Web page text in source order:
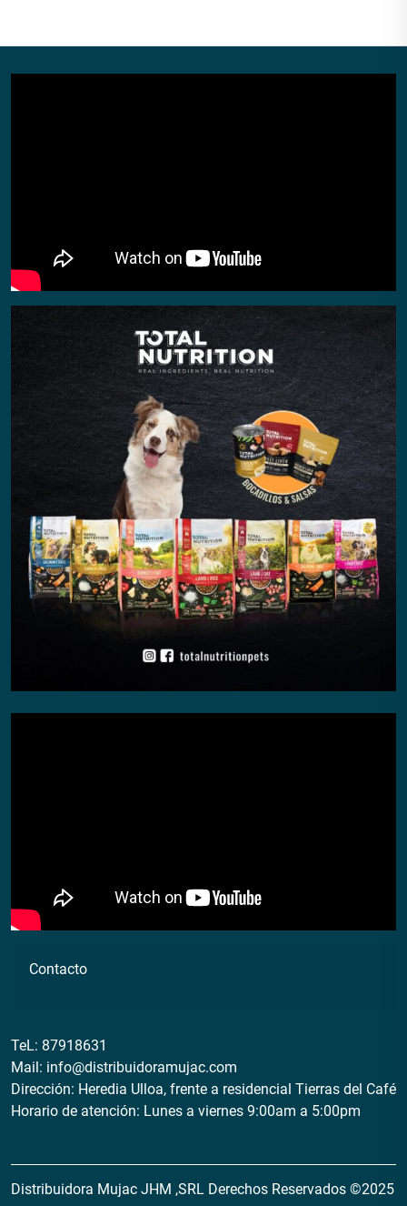
Contacto
TeL: 87918631
Mail: info@distribuidoramujac.com
Dirección: Heredia Ulloa, frente a residencial Tierras del Café
Horario de atención: Lunes a viernes 9:00am a 5:00pm
Distribuidora Mujac JHM ,SRL Derechos Reservados ©2025